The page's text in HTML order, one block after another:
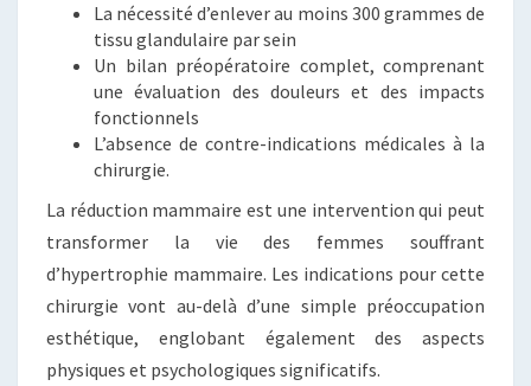
La nécessité d’enlever au moins 300 grammes de
tissu glandulaire par sein
Un bilan préopératoire complet, comprenant
une évaluation des douleurs et des impacts
fonctionnels
L’absence de contre-indications médicales à la
chirurgie.
La réduction mammaire est une intervention qui peut
transformer la vie des femmes souffrant
d’hypertrophie mammaire. Les indications pour cette
chirurgie vont au-delà d’une simple préoccupation
esthétique, englobant également des aspects
physiques et psychologiques significatifs.